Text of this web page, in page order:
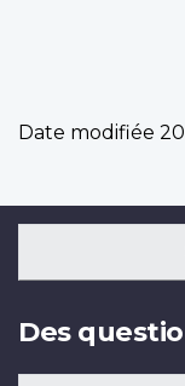
Date modifiée
Des